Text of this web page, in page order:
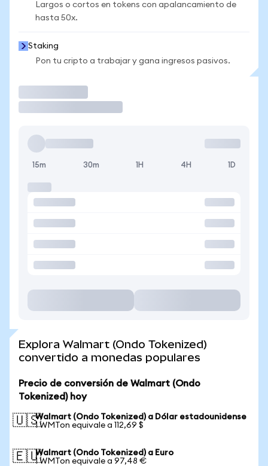
Largos o cortos en tokens con apalancamiento de
hasta 50x.
Staking
Pon tu cripto a trabajar y gana ingresos pasivos.
15m 30m 1H 4H 1D
Explora Walmart (Ondo Tokenized)
convertido a monedas populares
Precio de conversión de Walmart (Ondo
Tokenized) hoy
🇺🇸Walmart (Ondo Tokenized) a Dólar estadounidense
1 WMTon equivale a 112,69 $
🇪🇺Walmart (Ondo Tokenized) a Euro
1 WMTon equivale a 97,48 €